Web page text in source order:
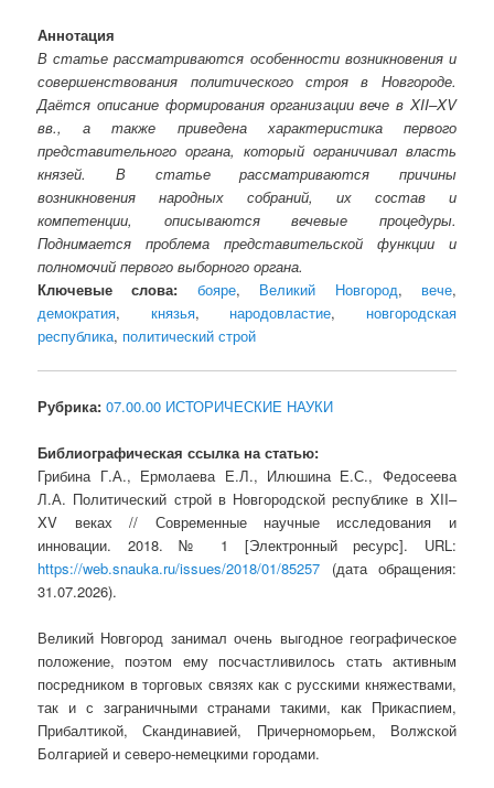
Аннотация
В статье рассматриваются особенности возникновения и
совершенствования политического строя в Новгороде.
Даётся описание формирования организации вече в XII–XV
вв., а также приведена характеристика первого
представительного органа, который ограничивал власть
князей. В статье рассматриваются причины
возникновения народных собраний, их состав и
компетенции, описываются вечевые процедуры.
Поднимается проблема представительской функции и
полномочий первого выборного органа.
Ключевые слова:
бояре, Великий Новгород, вече,
демократия, князья, народовластие, новгородская
республика, политический строй
Рубрика: 07.00.00 ИСТОРИЧЕСКИЕ НАУКИ
Библиографическая ссылка на статью:
Грибина Г.А., Ермолаева Е.Л., Илюшина Е.С., Федосеева
Л.А. Политический строй в Новгородской республике в XII–
XV веках // Современные научные исследования и
инновации. 2018. № 1 [Электронный ресурс]. URL:
https://web.snauka.ru/issues/2018/01/85257 (дата обращения:
31.07.2026).
Великий Новгород занимал очень выгодное географическое
положение, поэтом ему посчастливилось стать активным
посредником в торговых связях как с русскими княжествами,
так и с заграничными странами такими, как Прикаспием,
Прибалтикой, Скандинавией, Причерноморьем, Волжской
Болгарией и северо-немецкими городами.